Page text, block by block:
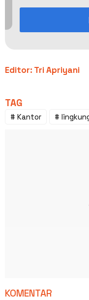
Editor: Tri Apriyani
TAG
# Kantor #
KOMENTAR